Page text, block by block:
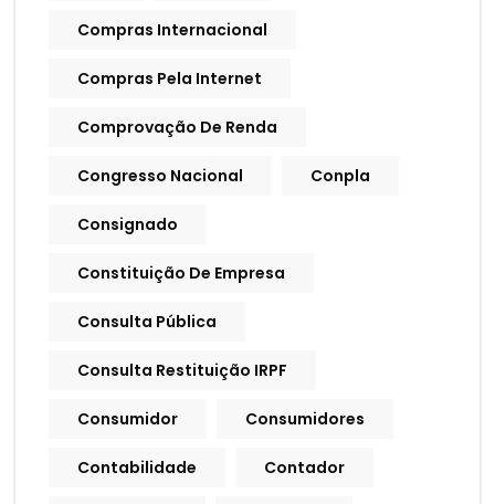
Compras Internacional
Compras Pela Internet
Comprovação De Renda
Congresso Nacional Conpla
Consignado
Constituição De Empresa
Consulta Pública
Consulta Restituição IRPF
Consumidor Consumidores
Contabilidade Contador